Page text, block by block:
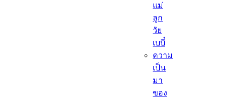
แม่
ลูก
วัย
เบบี๋
ความ
เป็น
มา
ของ